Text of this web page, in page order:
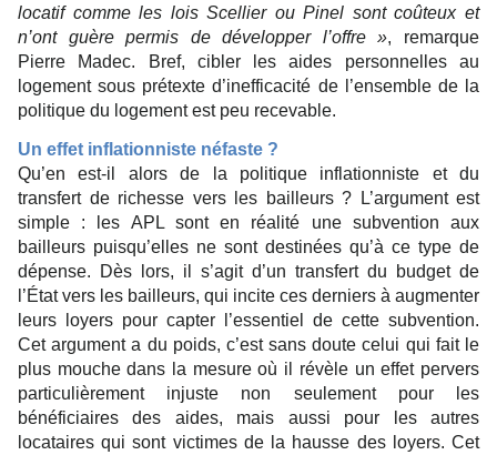
locatif comme les lois Scellier ou Pinel sont coûteux et
n’ont guère permis de développer l’offre », remarque
Pierre Madec. Bref, cibler les aides personnelles au
logement sous prétexte d’inefficacité de l’ensemble de la
politique du logement est peu recevable.
Un effet inflationniste néfaste ?
Qu’en est-il alors de la politique inflationniste et du
transfert de richesse vers les bailleurs ? L’argument est
simple : les APL sont en réalité une subvention aux
bailleurs puisqu’elles ne sont destinées qu’à ce type de
dépense. Dès lors, il s’agit d’un transfert du budget de
l’État vers les bailleurs, qui incite ces derniers à augmenter
leurs loyers pour capter l’essentiel de cette subvention.
Cet argument a du poids, c’est sans doute celui qui fait le
plus mouche dans la mesure où il révèle un effet pervers
particulièrement injuste non seulement pour les
bénéficiaires des aides, mais aussi pour les autres
locataires qui sont victimes de la hausse des loyers. Cet